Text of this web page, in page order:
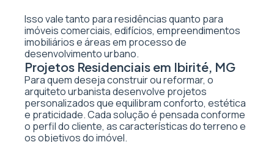
Isso vale tanto para residências quanto para
imóveis comerciais, edifícios, empreendimentos
imobiliários e áreas em processo de
desenvolvimento urbano.
Projetos Residenciais em Ibirité, MG
Para quem deseja construir ou reformar, o
arquiteto urbanista desenvolve projetos
personalizados que equilibram conforto, estética
e praticidade. Cada solução é pensada conforme
o perfil do cliente, as características do terreno e
os objetivos do imóvel.